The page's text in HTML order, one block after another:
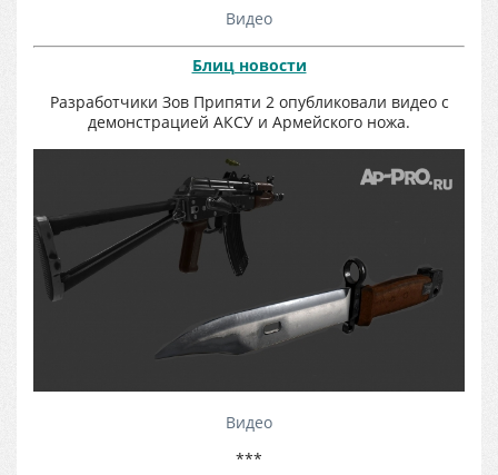
Видео
Блиц новости
Разработчики Зов Припяти 2 опубликовали видео с
демонстрацией АКСУ и Армейского ножа.
Видео
***